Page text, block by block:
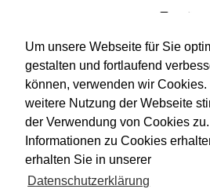
Um unsere Webseite für Sie
gestalten und fortlaufend
können, verwenden wir
weitere Nutzung der Webseite
der Verwendung von Cookies
Informationen zu Cookies
erhalten Sie in unserer
Datenschutzerklärung